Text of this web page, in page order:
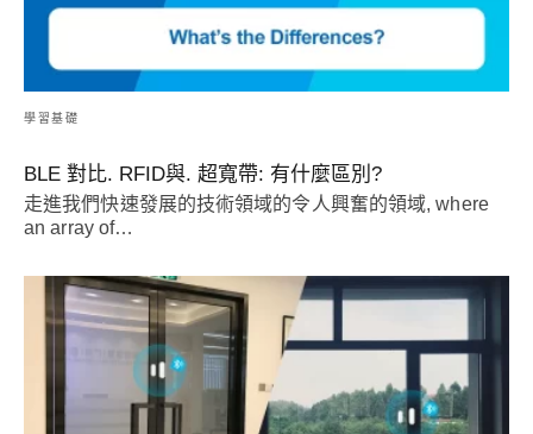
學習基礎
BLE 對比. RFID與. 超寬帶: 有什麼區別?
走進我們快速發展的技術領域的令人興奮的領域,where
an array of…